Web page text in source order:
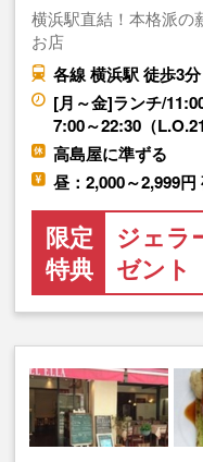
横浜駅直結！本格派の
お店
各線 横浜駅 徒歩3分
[月～金]ランチ/
7:00～22:30（
高島屋に準ずる
昼：2,000～2,999
限定
特典
ジェラ
ゼント